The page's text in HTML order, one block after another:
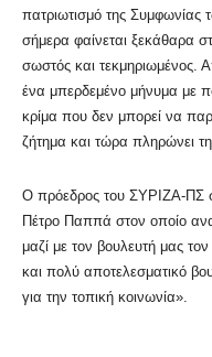
πατριωτισμό της
σήμερα φαίνεται ξεκάθαρα
σωστός και τεκμηριωμένος.
ένα μπερδεμένο μήνυμα με
κρίμα που δεν μπορεί να
ζήτημα και τώρα πληρώνει
Ο πρόεδρος του ΣΥΡΙΖΑ-ΠΣ
Πέτρο Παππά στον οποίο
μαζί με τον βουλευτή μας
και πολύ αποτελεσματικό
για την τοπική κοινωνία».